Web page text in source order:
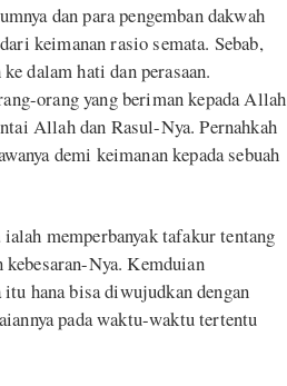
dan para pengemban dakwah
keimanan rasio semata. Sebab,
dalam hati dan perasaan.
orang yang beriman kepada Allah
Allah dan Rasul-Nya. Pernahkah
demi keimanan kepada sebuah
memperbanyak tafakur tentang
Nya. Kemduian
hana bisa diwujudkan dengan
pada waktu-waktu tertentu